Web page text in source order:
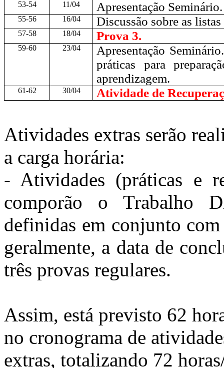
53-54 11/04 Apresentação Seminário.
55-56 16/04 Discussão sobre as
57-58 18/04 Prova 3.
59-60 23/04
Apresentação
práticas para
aprendizagem.
61-62 30/04 Atividade de
Atividades extras serão
a carga horária:
- Atividades (práticas e
comporão o Trabalho
definidas em conjunto
geralmente, a data de
três provas regulares.
Assim, está previsto 62
no cronograma de
extras, totalizando 72